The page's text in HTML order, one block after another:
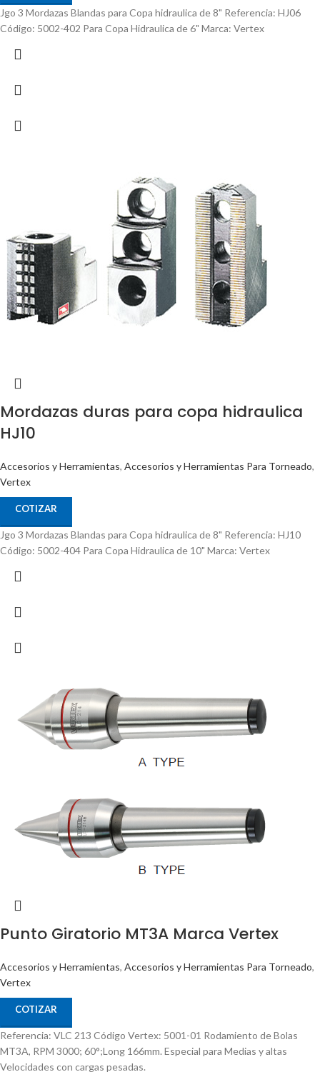
Jgo 3 Mordazas Blandas para Copa hidraulica de 8" Referencia: HJ06
Código: 5002-402 Para Copa Hidraulica de 6" Marca: Vertex
Mordazas duras para copa hidraulica
HJ10
Accesorios y Herramientas, Accesorios y Herramientas Para Torneado,
Vertex
COTIZAR
Jgo 3 Mordazas Blandas para Copa hidraulica de 8" Referencia: HJ10
Código: 5002-404 Para Copa Hidraulica de 10" Marca: Vertex
Punto Giratorio MT3A Marca Vertex
Accesorios y Herramientas, Accesorios y Herramientas Para Torneado,
Vertex
COTIZAR
Referencia: VLC 213 Código Vertex: 5001-01 Rodamiento de Bolas
MT3A, RPM 3000; 60°;Long 166mm. Especial para Medias y altas
Velocidades con cargas pesadas.